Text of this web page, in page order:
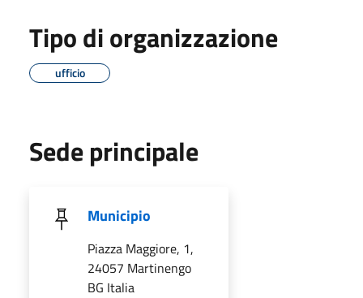
Tipo di organizzazione
ufficio
Sede principale
Municipio
Piazza Maggiore, 1,
24057 Martinengo
BG Italia